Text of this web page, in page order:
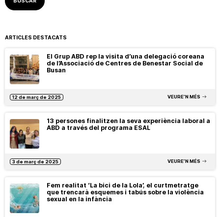
ARTICLES DESTACATS
El Grup ABD rep la visita d’una delegació coreana
de l’Associació de Centres de Benestar Social de
Busan
12 de març de 2025 VEURE’N MÉS
13 persones finalitzen la seva experiència laboral a
ABD a través del programa ESAL
3 de març de 2025 VEURE’N MÉS
Fem realitat ‘La bici de la Lola’, el curtmetratge
que trencarà esquemes i tabús sobre la violència
sexual en la infància